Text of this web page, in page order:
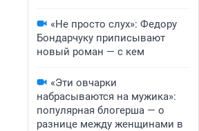
«Не просто слух»: Федору
Бондарчуку приписывают
новый роман — с кем
«Эти овчарки
набрасываются на мужика»:
популярная блогерша — о
разнице между женщинами в